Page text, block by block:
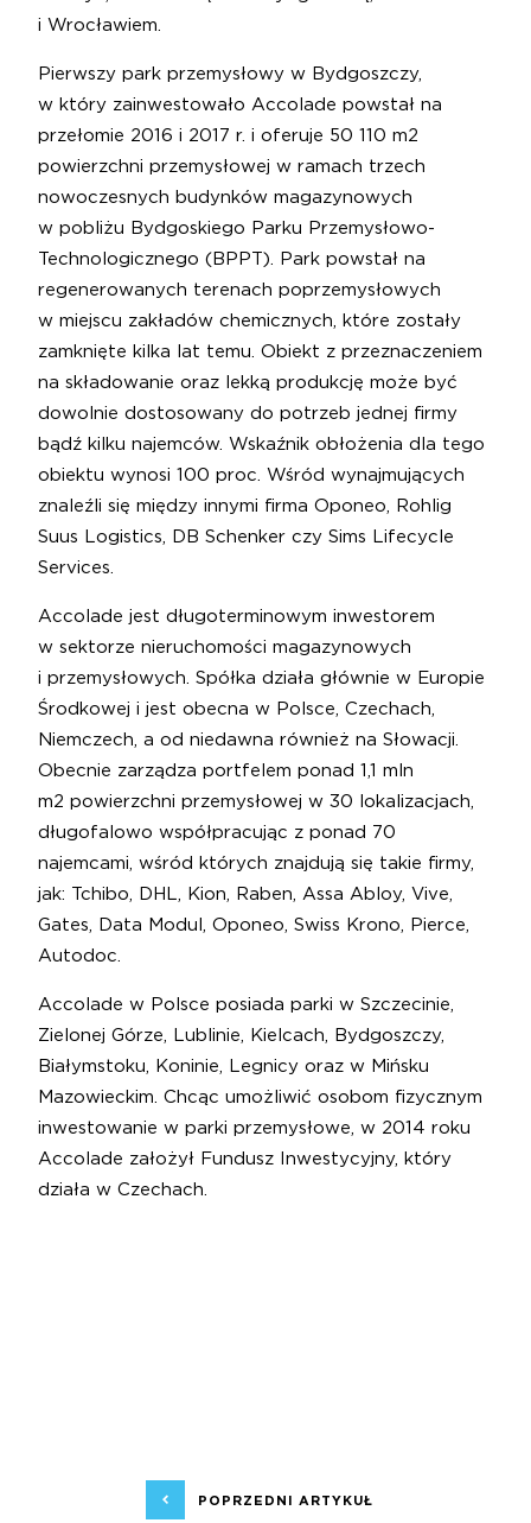
i Wrocławiem.
Pierwszy park przemysłowy w Bydgoszczy,
w który zainwestowało Accolade powstał na
przełomie 2016 i 2017 r. i oferuje 50 110 m2
powierzchni przemysłowej w ramach trzech
nowoczesnych budynków magazynowych
w pobliżu Bydgoskiego Parku Przemysłowo-
Technologicznego (BPPT). Park powstał na
regenerowanych terenach poprzemysłowych
w miejscu zakładów chemicznych, które zostały
zamknięte kilka lat temu. Obiekt z przeznaczeniem
na składowanie oraz lekką produkcję może być
dowolnie dostosowany do potrzeb jednej firmy
bądź kilku najemców. Wskaźnik obłożenia dla tego
obiektu wynosi 100 proc. Wśród wynajmujących
znaleźli się między innymi firma Oponeo, Rohlig
Suus Logistics, DB Schenker czy Sims Lifecycle
Services.
Accolade jest długoterminowym inwestorem
w sektorze nieruchomości magazynowych
i przemysłowych. Spółka działa głównie w Europie
Środkowej i jest obecna w Polsce, Czechach,
Niemczech, a od niedawna również na Słowacji.
Obecnie zarządza portfelem ponad 1,1 mln
m2 powierzchni przemysłowej w 30 lokalizacjach,
długofalowo współpracując z ponad 70
najemcami, wśród których znajdują się takie firmy,
jak: Tchibo, DHL, Kion, Raben, Assa Abloy, Vive,
Gates, Data Modul, Oponeo, Swiss Krono, Pierce,
Autodoc.
Accolade w Polsce posiada parki w Szczecinie,
Zielonej Górze, Lublinie, Kielcach, Bydgoszczy,
Białymstoku, Koninie, Legnicy oraz w Mińsku
Mazowieckim. Chcąc umożliwić osobom fizycznym
inwestowanie w parki przemysłowe, w 2014 roku
Accolade założył Fundusz Inwestycyjny, który
działa w Czechach.
POPRZEDNI ARTYKUŁ